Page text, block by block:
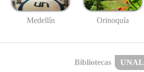
Medellín Orinoquía
Bibliotecas UNAL